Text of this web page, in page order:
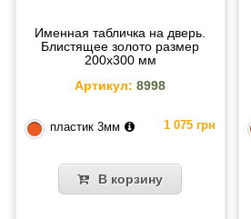
Именная табличка на дверь.
Блистящее золото размер
200х300 мм
Артикул: 8998
пластик 3мм 1 075 грн
В корзину